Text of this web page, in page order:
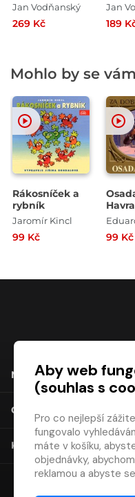
Jan Vodňanský
269 Kč
Jan
189
Mohlo by se
Rákosníček a
rybník
Jaromír Kincl
99 Kč 99 Kč
NÁKUP
O SPOLEČNOSTI
KONTAKT
Aby web
(souhlas s
Pro co nejlepší
fungovalo
máte v košíku,
objednávky,
reklamou a abyste